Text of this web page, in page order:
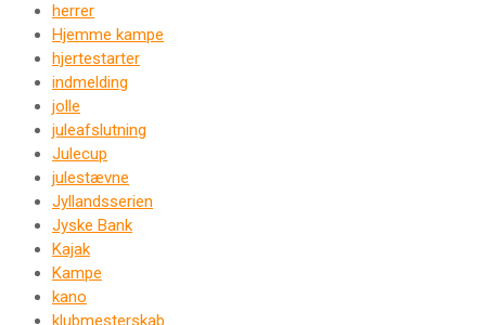
herrer
Hjemme kampe
hjertestarter
indmelding
jolle
juleafslutning
Julecup
julestævne
Jyllandsserien
Jyske Bank
Kajak
Kampe
kano
klubmesterskab